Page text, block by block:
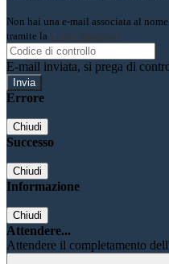
Non hai una e-mail associata al
tramite la Login Spaggiari
E-mail inviata, si prega di
Errore
Chiudi
Successo
Chiudi
Informazione
Chiudi
Attendere...
Attendere il completamento